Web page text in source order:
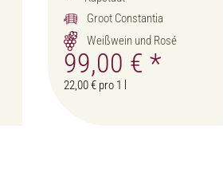
Groot Constantia
Weißwein und Rosé
99,00 € *
22,00 € pro 1 l